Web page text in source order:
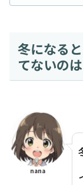
冬になる
てないの
nana